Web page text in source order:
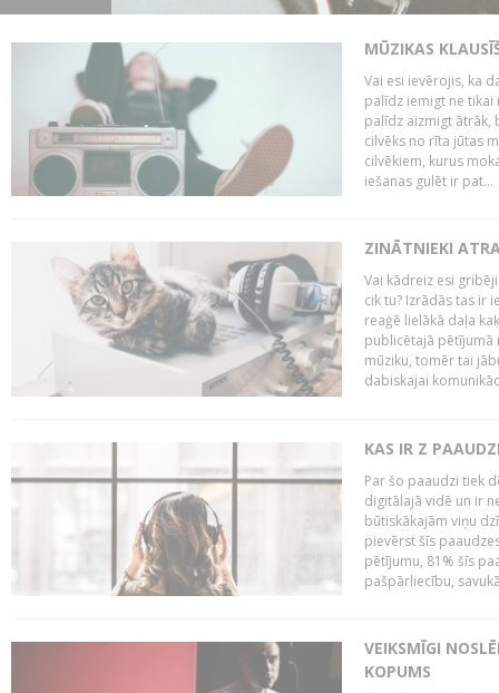
MŪZIKAS
Vai esi ievērojis, ka
palīdz iemigt ne tikai
palīdz aizmigt ātrāk,
cilvēks no rīta jūtas
cilvēkiem, kurus
iešanas gulēt ir pat...
ZINĀTNIEKI
Vai kādreiz esi
cik tu? Izrādās tas ir
reaģē lielākā daļa
publicētajā pētījumā
mūziku, tomēr tai
dabiskajai
KAS IR Z
Par šo paaudzi tiek
digitālajā vidē un ir
būtiskākajām viņu
pievērst šīs
pētījumu, 81% šīs
pašpārliecību,
VEIKSMĪGI
KOPUMS